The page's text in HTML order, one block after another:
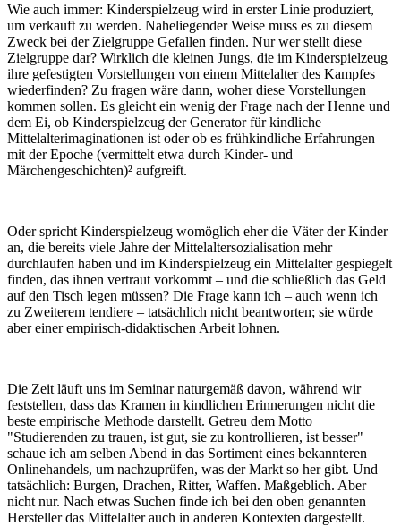
Wie auch immer: Kinderspielzeug wird in erster Linie produziert,
um verkauft zu werden. Naheliegender Weise muss es zu diesem
Zweck bei der Zielgruppe Gefallen finden. Nur wer stellt diese
Zielgruppe dar? Wirklich die kleinen Jungs, die im Kinderspielzeug
ihre gefestigten Vorstellungen von einem Mittelalter des Kampfes
wiederfinden? Zu fragen wäre dann, woher diese Vorstellungen
kommen sollen. Es gleicht ein wenig der Frage nach der Henne und
dem Ei, ob Kinderspielzeug der Generator für kindliche
Mittelalterimaginationen ist oder ob es frühkindliche Erfahrungen
mit der Epoche (vermittelt etwa durch Kinder- und
Märchengeschichten)² aufgreift.
Oder spricht Kinderspielzeug womöglich eher die Väter der Kinder
an, die bereits viele Jahre der Mittelaltersozialisation mehr
durchlaufen haben und im Kinderspielzeug ein Mittelalter gespiegelt
finden, das ihnen vertraut vorkommt – und die schließlich das Geld
auf den Tisch legen müssen? Die Frage kann ich – auch wenn ich
zu Zweiterem tendiere – tatsächlich nicht beantworten; sie würde
aber einer empirisch-didaktischen Arbeit lohnen.
Die Zeit läuft uns im Seminar naturgemäß davon, während wir
feststellen, dass das Kramen in kindlichen Erinnerungen nicht die
beste empirische Methode darstellt. Getreu dem Motto
"Studierenden zu trauen, ist gut, sie zu kontrollieren, ist besser"
schaue ich am selben Abend in das Sortiment eines bekannteren
Onlinehandels, um nachzuprüfen, was der Markt so her gibt. Und
tatsächlich: Burgen, Drachen, Ritter, Waffen. Maßgeblich. Aber
nicht nur. Nach etwas Suchen finde ich bei den oben genannten
Hersteller das Mittelalter auch in anderen Kontexten dargestellt.